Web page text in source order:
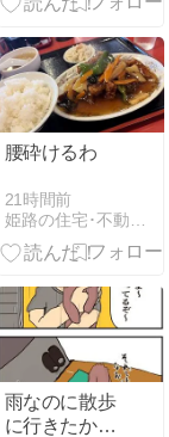
あの甘くて懐
かしい記憶
腰砕けるわ
21時間前
姫路の住宅･不動産:天マ屋『三代目奮闘記』
雨なのに散歩
に行きたかっ